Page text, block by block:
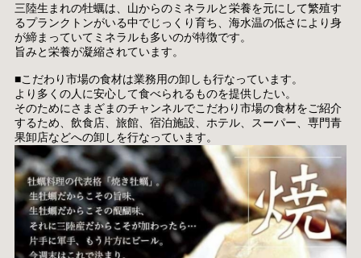
三陸生まれの牡蠣は、山からのミネラルと栄養を元にして繁殖す
るプランクトンがいる中でじっくり育ち、海水温の低さにより身
が締まっていてミネラルも多いのが特徴です。
旨みと栄養が凝縮されています。
■こだわり市場の食材は業務用の卸しも行なっています。
より多くの人に安心して食べられるものを提供したい。
そのためにさまざまのチャンネルでこだわり市場の食材をご紹介
するため、飲食店、旅館、宿泊施設、ホテル、スーパー、専門青
果卸店などへの卸しを行なっています。